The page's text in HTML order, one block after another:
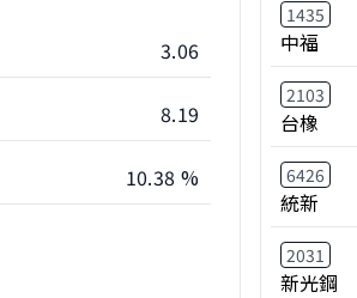
3.06
8.19
10.38 %
1435
中福
2103
台橡
6426
統新
2031
新光鋼